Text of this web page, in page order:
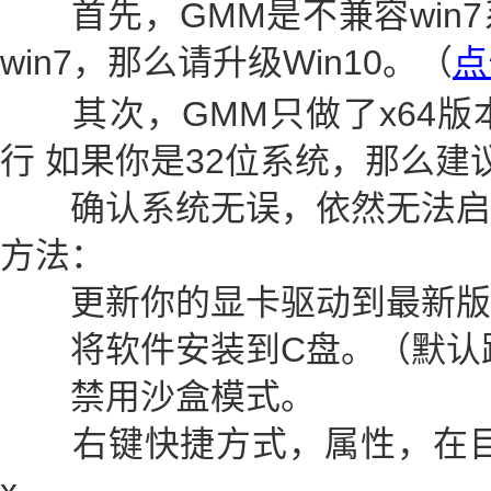
首先，GMM是不兼容win7
win7，那么请升级Win10。（
其次，GMM只做了x64版
行 如果你是32位系统，那么建
确认系统无误，依然无法启
方法：
更新你的显卡驱动到最新
将软件安装到C盘。（默认
禁用沙盒模式。
右键快捷方式，属性，在